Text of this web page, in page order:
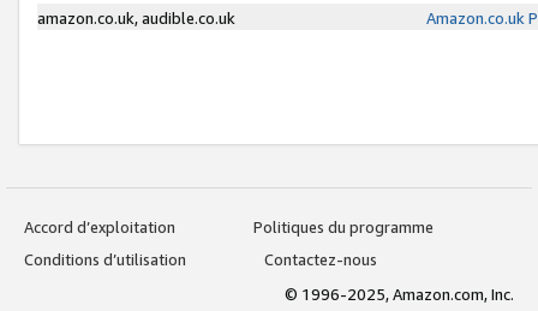
amazon.co.uk, audible.co.uk
Amazon.co.uk
Accord d’exploitation
Politiques du programme
Conditions d’utilisation
Contactez-nous
© 1996-2025, Amazon.com, Inc.